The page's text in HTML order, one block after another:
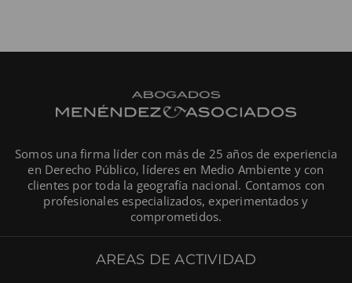
Somos una firma líder con más de 25 años de experiencia
en Derecho Público, líderes en Medio Ambiente y con
clientes por toda la geografía nacional. Contamos con
profesionales especializados, experimentados y
comprometidos.
AREAS DE ACTIVIDAD